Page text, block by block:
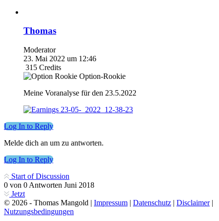
Thomas
Moderator
23. Mai 2022 um 12:46
315 Credits
Option-Rookie
Meine Voranalyse für den 23.5.2022
Log In to Reply
Melde dich an um zu antworten.
Log In to Reply
Start of Discussion
0 von 0 Antworten Juni 2018
Jetzt
© 2026 - Thomas Mangold | Impressum | Datenschutz | Disclaimer|
Nutzungsbedingungen